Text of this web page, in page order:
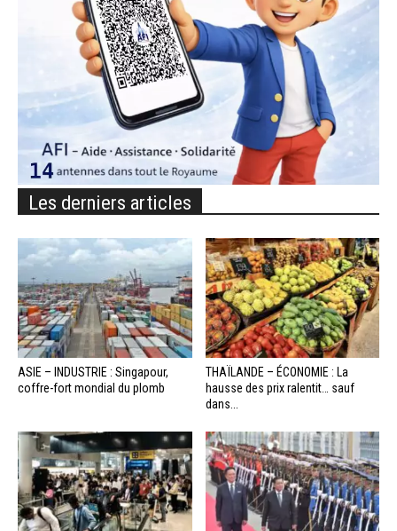
Les derniers articles
ASIE – INDUSTRIE : Singapour,
coffre-fort mondial du plomb
THAÏLANDE – ÉCONOMIE : La
hausse des prix ralentit… sauf
dans...